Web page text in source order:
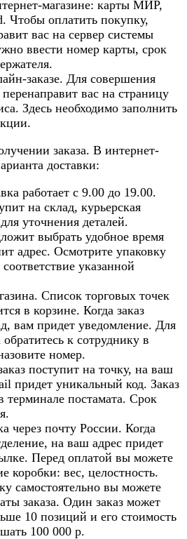
магазине: карты МИР,
Чтобы оплатить покупку,
вас на сервер системы
ввести номер карты, срок
заказе. Для совершения
вас на страницу
Здесь необходимо заполнить
заказа. В интернет-
доставки:
работает с 9.00 до 19.00.
на склад, курьерская
уточнения деталей.
выбрать удобное время
адрес. Осмотрите упаковку
указанной
Список торговых точек
в корзине. Когда заказ
вам придет уведомление. Для
обратитесь к сотруднику в
номер.
поступит на точку, на ваш
придет уникальный код. Заказ
терминале постамата. Срок
через почту России. Когда
на ваш адрес придет
Перед оплатой вы можете
коробки: вес, целостность.
самостоятельно вы можете
заказа. Один заказ может
10 позиций и его стоимость
100 000 р.